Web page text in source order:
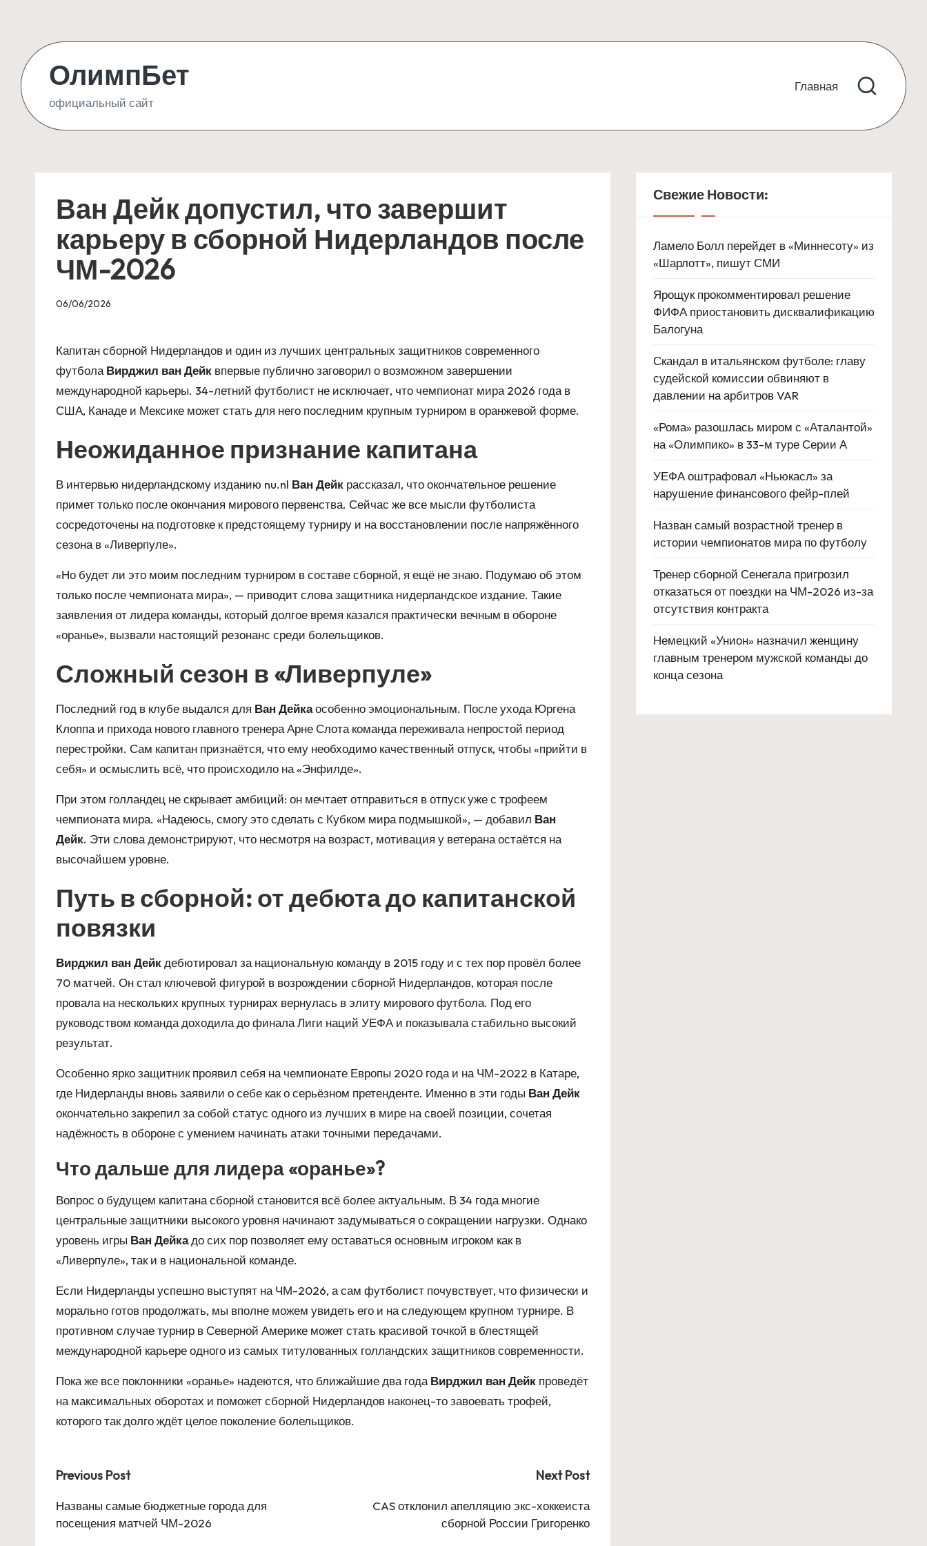
content
ОлимпБет
официальный сайт
Главная
Ван Дейк допустил, что завершит
карьеру в сборной Нидерландов после
ЧМ-2026
06/06/2026
Капитан сборной Нидерландов и один из лучших центральных защитников современного
футбола Вирджил ван Дейк впервые публично заговорил о возможном завершении
международной карьеры. 34-летний футболист не исключает, что чемпионат мира 2026 года в
США, Канаде и Мексике может стать для него последним крупным турниром в оранжевой форме.
Неожиданное признание капитана
В интервью нидерландскому изданию nu.nl Ван Дейк рассказал, что окончательное решение
примет только после окончания мирового первенства. Сейчас же все мысли футболиста
сосредоточены на подготовке к предстоящему турниру и на восстановлении после напряжённого
сезона в «Ливерпуле».
«Но будет ли это моим последним турниром в составе сборной, я ещё не знаю. Подумаю об этом
только после чемпионата мира», — приводит слова защитника нидерландское издание. Такие
заявления от лидера команды, который долгое время казался практически вечным в обороне
«оранье», вызвали настоящий резонанс среди болельщиков.
Сложный сезон в «Ливерпуле»
Последний год в клубе выдался для Ван Дейкаособенно эмоциональным. После ухода Юргена
Клоппа и прихода нового главного тренера Арне Слота команда переживала непростой период
перестройки. Сам капитан признаётся, что ему необходимо качественный отпуск, чтобы «прийти в
себя» и осмыслить всё, что происходило на «Энфилде».
При этом голландец не скрывает амбиций: он мечтает отправиться в отпуск уже с трофеем
чемпионата мира. «Надеюсь, смогу это сделать с Кубком мира подмышкой», — добавил Ван
Дейк. Эти слова демонстрируют, что несмотря на возраст, мотивация у ветерана остаётся на
высочайшем уровне.
Путь в сборной: от дебюта до капитанской
повязки
Вирджил ван Дейк дебютировал за национальную команду в 2015 году и с тех пор провёл более
70 матчей. Он стал ключевой фигурой в возрождении сборной Нидерландов, которая после
провала на нескольких крупных турнирах вернулась в элиту мирового футбола. Под его
руководством команда доходила до финала Лиги наций УЕФА и показывала стабильно высокий
результат.
Особенно ярко защитник проявил себя на чемпионате Европы 2020 года и на ЧМ-2022 в Катаре,
где Нидерланды вновь заявили о себе как о серьёзном претенденте. Именно в эти годы Ван Дейк
окончательно закрепил за собой статус одного из лучших в мире на своей позиции, сочетая
надёжность в обороне с умением начинать атаки точными передачами.
Что дальше для лидера «оранье»?
Вопрос о будущем капитана сборной становится всё более актуальным. В 34 года многие
центральные защитники высокого уровня начинают задумываться о сокращении нагрузки. Однако
уровень игры Ван Дейкадо сих пор позволяет ему оставаться основным игроком как в
«Ливерпуле», так и в национальной команде.
Если Нидерланды успешно выступят на ЧМ-2026, а сам футболист почувствует, что физически и
морально готов продолжать, мы вполне можем увидеть его и на следующем крупном турнире. В
противном случае турнир в Северной Америке может стать красивой точкой в блестящей
международной карьере одного из самых титулованных голландских защитников современности.
Пока же все поклонники «оранье» надеются, что ближайшие два года Вирджил ван Дейк проведёт
на максимальных оборотах и поможет сборной Нидерландов наконец-то завоевать трофей,
которого так долго ждёт целое поколение болельщиков.
Post
navigation
Previous Post
Названы самые бюджетные города для
посещения матчей ЧМ-2026
Next Post
CAS отклонил апелляцию экс-хоккеиста
сборной России Григоренко
Свежие Новости:
Ламело Болл перейдет в «Миннесоту» из
«Шарлотт», пишут СМИ
Ярощук прокомментировал решение
ФИФА приостановить дисквалификацию
Балогуна
Скандал в итальянском футболе: главу
судейской комиссии обвиняют в
давлении на арбитров VAR
«Рома» разошлась миром с «Аталантой»
на «Олимпико» в 33-м туре Серии А
УЕФА оштрафовал «Ньюкасл» за
нарушение финансового фейр-плей
Назван самый возрастной тренер в
истории чемпионатов мира по футболу
Тренер сборной Сенегала пригрозил
отказаться от поездки на ЧМ-2026 из-за
отсутствия контракта
Немецкий «Унион» назначил женщину
главным тренером мужской команды до
конца сезона